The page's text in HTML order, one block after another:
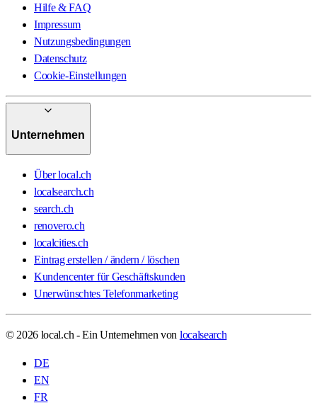
Hilfe & FAQ
Impressum
Nutzungsbedingungen
Datenschutz
Cookie-Einstellungen
Unternehmen
Über local.ch
localsearch.ch
search.ch
renovero.ch
localcities.ch
Eintrag erstellen / ändern / löschen
Kundencenter für Geschäftskunden
Unerwünschtes Telefonmarketing
© 2026 local.ch - Ein Unternehmen von localsearch
DE
EN
FR